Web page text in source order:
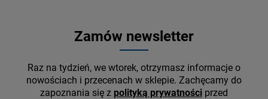
Zamów newsletter
Raz na tydzień, we wtorek, otrzymasz informacje o
nowościach i przecenach w sklepie. Zachęcamy do
zapoznania się z polityką prywatności przed